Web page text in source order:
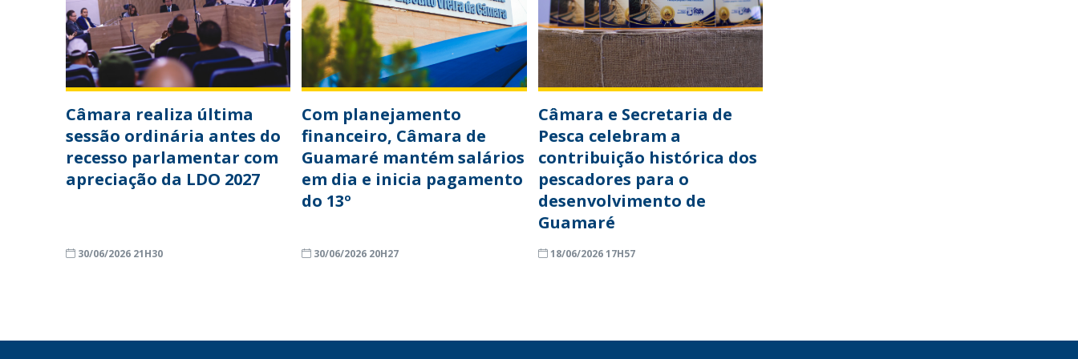
Câmara realiza última
sessão ordinária antes do
recesso parlamentar com
apreciação da LDO 2027
30/06/2026 21H30
Com planejamento
financeiro, Câmara de
Guamaré mantém salários
em dia e inicia pagamento
do 13º
30/06/2026 20H27
Câmara e Secretaria de
Pesca celebram a
contribuição histórica dos
pescadores para o
desenvolvimento de
Guamaré
18/06/2026 17H57